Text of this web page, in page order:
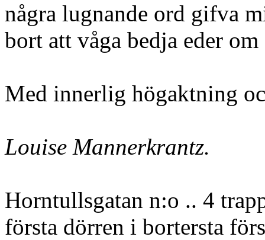
några lugnande ord gifva
bort att våga bedja eder
Med innerlig högaktning
Louise Mannerkrantz.
Horntullsgatan n:o .. 4
första dörren i bortersta